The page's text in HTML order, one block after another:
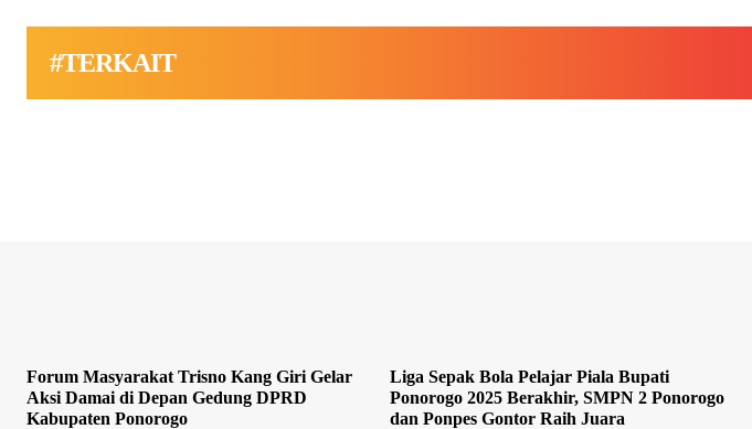
#TERKAIT
Forum Masyarakat Trisno Kang Giri Gelar
Aksi Damai di Depan Gedung DPRD
Kabupaten Ponorogo
Liga Sepak Bola Pelajar Piala Bupati
Ponorogo 2025 Berakhir, SMPN 2 Ponorogo
dan Ponpes Gontor Raih Juara